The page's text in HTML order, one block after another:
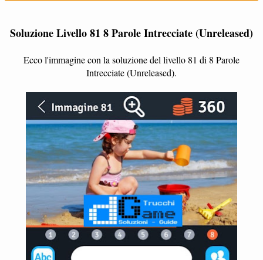
Soluzione Livello 81 8 Parole Intrecciate (Unreleased)
Ecco l'immagine con la soluzione del livello 81 di 8 Parole
Intrecciate (Unreleased).